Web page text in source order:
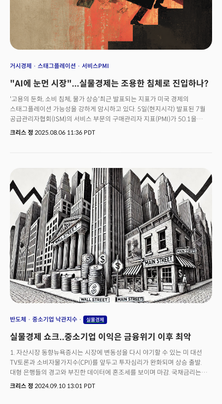
기록했다.가장 큰 문제는 소비 둔화가 아닌 정책이다. 트럼프 행정부의 관세와
이민 정책 강화가 외국인들의 미국 여행을 가로막고 있다. 한 예로 비자
수수료가 250달러로 오르면서 절차적 부담이 커졌고 국경 통제가
까다로워지며 입국 과정 자체가 번거로워졌다.캐나다에서 오는 관광객들의
반응은 특히 극단적이다. 캐나다발 미국행 항공편 예약이 최대 70% 줄었고
감정적 반발이 일어나고 있다는 의미다.정부가 국제 관광 마케팅 기관인
홍보력 자체가 약해진 상황이다. 미국이 스스로 문을 걸어잠그고 있는 것이다.
거시경제 스태그플레이션 서비스PMI
"AI에 눈먼 시장"...실물경제는 조용한 침체로 진입하나?
'고용의 둔화, 소비 침체, 물가 상승'최근 발표되는 지표가 미국 경제의
스태그플레이션 가능성을 강하게 암시하고 있다. 5일(현지시각) 발표된 7월
공급관리자협회(ISM)의 서비스 부문의 구매관리자 지표(PMI)가 50.1을
기록하며 월가에서 예상한 모든 추정치를 크게 하회했다. 이는 미국 경제의 약
46.4로 급락하며 지난 5개월 동안 4번의 위축을 기록, 팬데믹 이후 최저
수준으로 하락했다. 반대로 기업들이 원자재 및 서비스 구매를 위해 지불하는
가격 지표는 2022년 10월 이후 최고치로 치솟아 많은 기업들이 수요 위축과
비용 상승이라는 이중고에 시달리고 있음을 시사했다. 실제 조사를 진행한
ISM 서비스업 조사위원회의 스티브 밀러 위원장은 "관세가 구매가격을
끌어올리고 있고 이는 잠재적 인플레이션의 동력이 될 것"이라고 경고했다.
크리스 정 2025.08.06 11:36 PDT
반도체 중소기업 낙관지수 실물경제
실물경제 쇼크..중소기업 이익은 금융위기 이후 최악
1. 자산시장 동향뉴욕증시는 시장에 변동성을 다시 야기할 수 있는 미 대선
TV토론과 소비자물가지수(CPI)를 앞두고 투자심리가 완화되며 상승 출발.
대형 은행들의 경고와 부진한 데이터에 혼조세를 보이며 마감. 국채금리는
연준의 통화정책회의를 앞두고 여전히 안전자산 선호심리가 유지되며 하락.
크리스 정 2024.09.10 13:01 PDT